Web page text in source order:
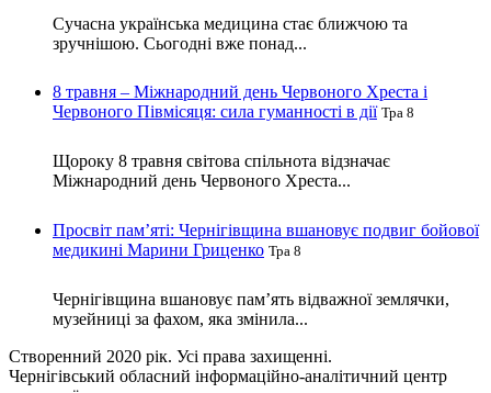
Сучасна українська медицина стає ближчою та
зручнішою. Сьогодні вже понад...
8 травня – Міжнародний день Червоного Хреста і
Червоного Півмісяця: сила гуманності в дії Тра 8
Щороку 8 травня світова спільнота відзначає
Міжнародний день Червоного Хреста...
Просвіт пам’яті: Чернігівщина вшановує подвиг бойової
медикині Марини Гриценко Тра 8
Чернігівщина вшановує пам’ять відважної землячки,
музейниці за фахом, яка змінила...
Створенний 2020 рік. Усі права захищенні.
Чернігівський обласний інформаційно-аналітичний центр